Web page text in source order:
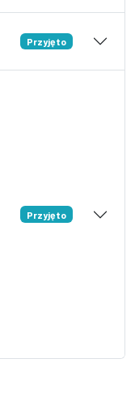
Przyjęto
Przyjęto